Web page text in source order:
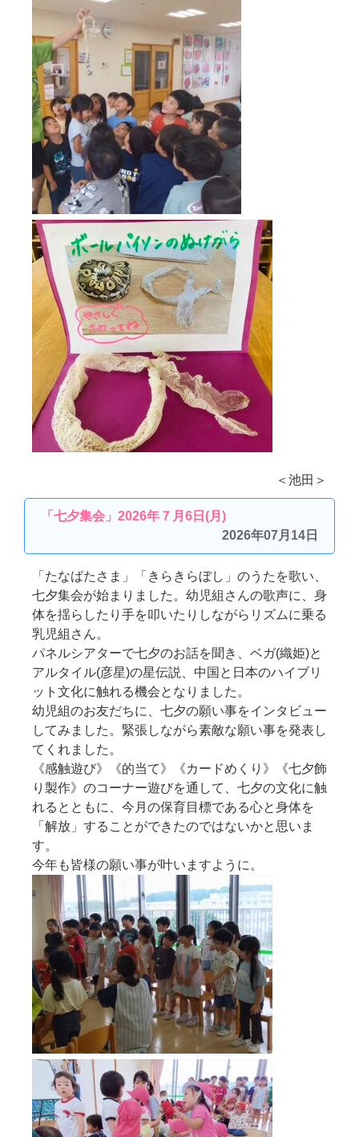
＜池田＞
「七夕集会」2026年７月6日(月)
2026年07月14日
「たなばたさま」「きらきらぼし」のうたを歌い、
七夕集会が始まりました。幼児組さんの歌声に、身
体を揺らしたり手を叩いたりしながらリズムに乗る
乳児組さん。
パネルシアターで七夕のお話を聞き、ベガ(織姫)と
アルタイル(彦星)の星伝説、中国と日本のハイブリ
ット文化に触れる機会となりました。
幼児組のお友だちに、七夕の願い事をインタビュー
してみました。緊張しながら素敵な願い事を発表し
てくれました。
《感触遊び》《的当て》《カードめくり》《七夕飾
り製作》のコーナー遊びを通して、七夕の文化に触
れるとともに、今月の保育目標である心と身体を
「解放」することができたのではないかと思いま
す。
今年も皆様の願い事が叶いますように。